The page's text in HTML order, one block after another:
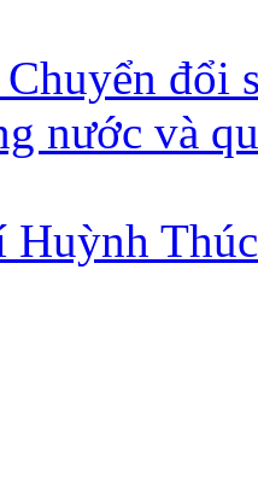
đổi
nước và
Huỳnh